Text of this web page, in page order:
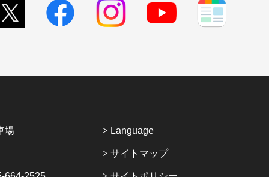
場 Language
サイトマップ